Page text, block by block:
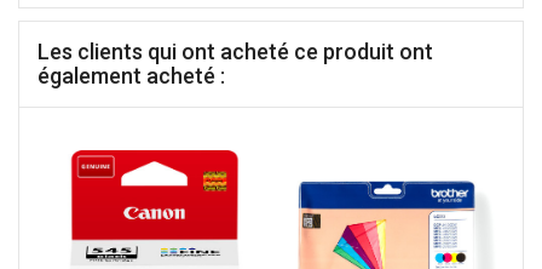
Les clients qui ont acheté ce produit ont
également acheté :